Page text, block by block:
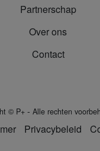
Partnerschap
Over ons
Contact
© P+ - Alle rechten
Privacybeleid